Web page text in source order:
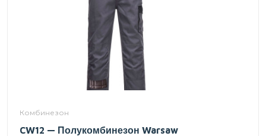
Комбинезон
CW12 — Полукомбинезон Warsaw